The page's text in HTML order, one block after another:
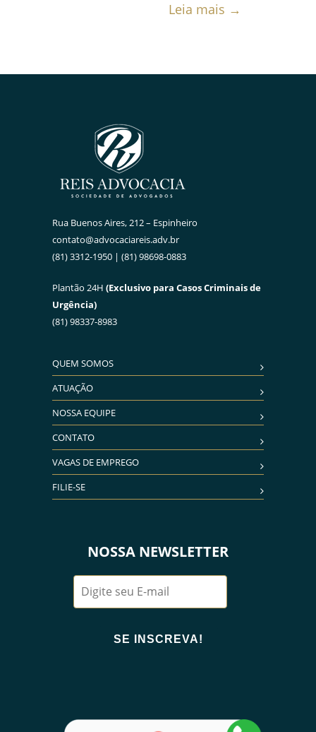
Leia mais →
Rua Buenos Aires, 212 – Espinheiro
contato@advocaciareis.adv.br
(81) 3312-1950 | (81) 98698-0883
Plantão 24H (Exclusivo para Casos Criminais de
Urgência)
(81) 98337-8983
QUEM SOMOS
ATUAÇÃO
NOSSA EQUIPE
CONTATO
VAGAS DE EMPREGO
FILIE-SE
NOSSA NEWSLETTER